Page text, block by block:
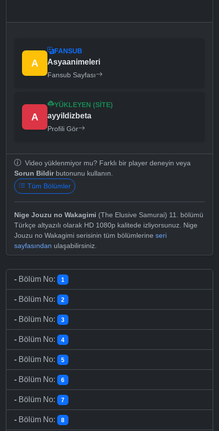
A
FANSUB
Asyaanimeleri
Fansub Sayfası
A
YÜKLEYEN (SITE)
ayyildizbeta
Profili Gör
Video yüklenmiyor mu? Farklı bir player deneyin veya
Sorun Bildirbutonunu kullanın.
Tüm Bölümler
Nige Jouzu no Wakagimi (The Elusive Samurai) 11. bölümü
Türkçe altyazılı olarak HD 1080p kalitede izliyorsunuz. Nige
Jouzu no Wakagimi serisinin tüm bölümlerine seri
sayfasından ulaşabilirsiniz.
- Bölüm No: 1
- Bölüm No: 2
- Bölüm No: 3
- Bölüm No: 4
- Bölüm No: 5
- Bölüm No: 6
- Bölüm No: 7
- Bölüm No: 8